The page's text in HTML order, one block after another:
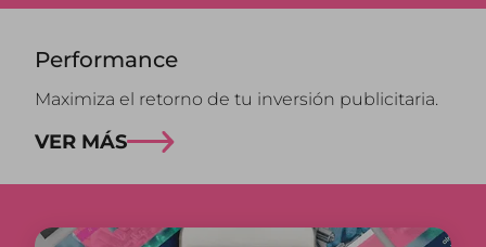
Performance
Maximiza el retorno de tu inversión publicitaria.
VER MÁS